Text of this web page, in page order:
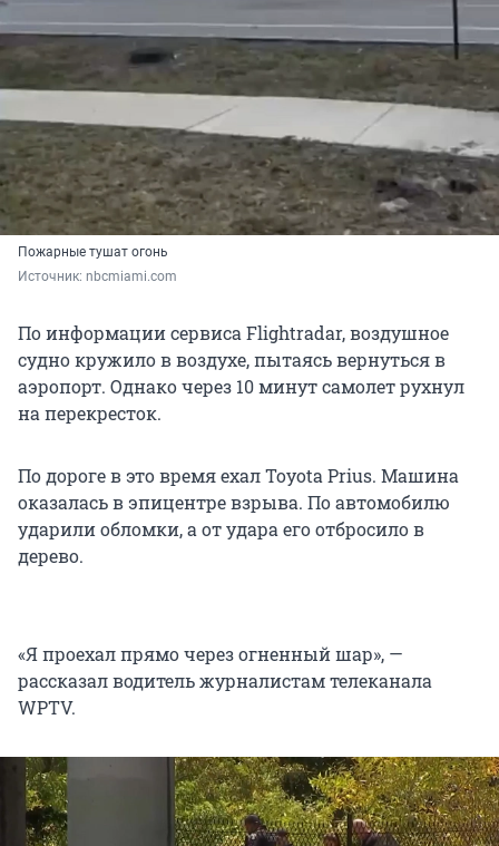
Пожарные тушат огонь
Источник: nbcmiami.com
По информации сервиса Flightradar, воздушное
судно кружило в воздухе, пытаясь вернуться в
аэропорт. Однако через 10 минут самолет рухнул
на перекресток.
По дороге в это время ехал Toyota Prius. Машина
оказалась в эпицентре взрыва. По автомобилю
ударили обломки, а от удара его отбросило в
дерево.
«Я проехал прямо через огненный шар», —
рассказал водитель журналистам телеканала
WPTV.